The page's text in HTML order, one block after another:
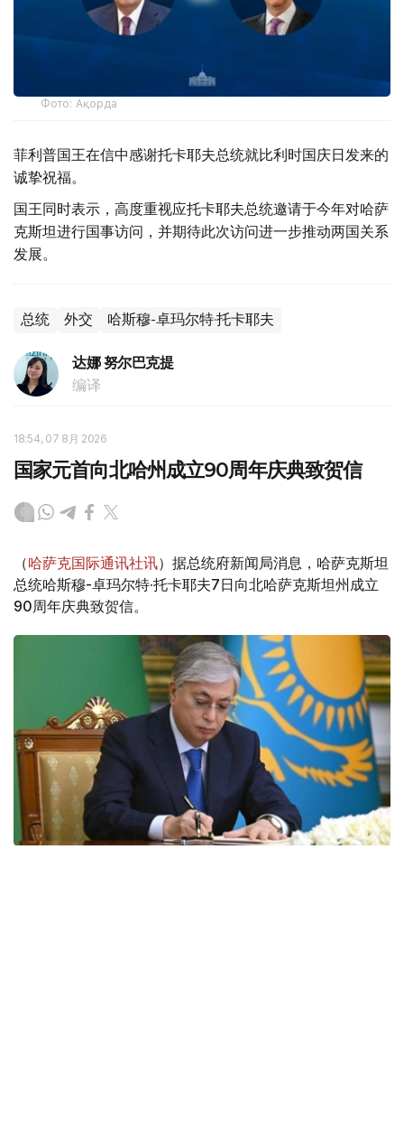
Фото: Ақорда
菲利普国王在信中感谢托卡耶夫总统就比利时国庆日发来的
诚挚祝福。
国王同时表示，高度重视应托卡耶夫总统邀请于今年对哈萨
克斯坦进行国事访问，并期待此次访问进一步推动两国关系
发展。
总统 外交 哈斯穆-卓玛尔特·托卡耶夫
达娜 努尔巴克提
编译
18:54, 07 8月 2026
国家元首向北哈州成立90周年庆典致贺信
（哈萨克国际通讯社讯）据总统府新闻局消息，哈萨克斯坦
总统哈斯穆-卓玛尔特·托卡耶夫7日向北哈萨克斯坦州成立
90周年庆典致贺信。